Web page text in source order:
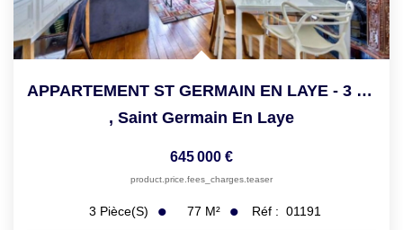
APPARTEMENT ST GERMAIN EN LAYE - 3 Pièce(s) - 76.77 M2
, Saint Germain En Laye
645 000 €
product.price.fees_charges.teaser
3 Pièce(s) 77 M² Réf : 01191